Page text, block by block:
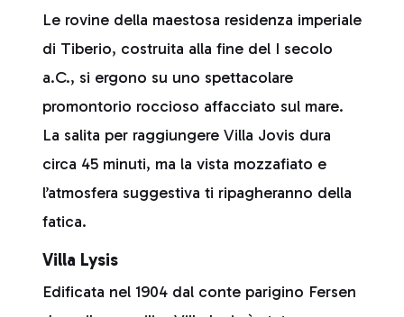
Le rovine della maestosa residenza imperiale
di Tiberio, costruita alla fine del I secolo
a.C., si ergono su uno spettacolare
promontorio roccioso affacciato sul mare.
La salita per raggiungere Villa Jovis dura
circa 45 minuti, ma la vista mozzafiato e
l’atmosfera suggestiva ti ripagheranno della
fatica.
Villa Lysis
Edificata nel 1904 dal conte parigino Fersen